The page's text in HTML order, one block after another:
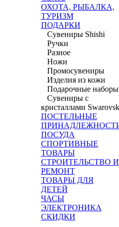
ОХОТА, РЫБАЛКА,
ТУРИЗМ
ПОДАРКИ
Сувениры Shishi
Ручки
Разное
Ножи
Промосувениры
Изделия из кожи
Подарочные наборы
Сувениры с
кристаллами
ПОСТЕЛЬНЫЕ
ПОСУДА
СПОРТИВНЫЕ
ТОВАРЫ
СТРОИТЕЛЬСТВО И
РЕМОНТ
ТОВАРЫ ДЛЯ
ДЕТЕЙ
ЧАСЫ
ЭЛЕКТРОНИКА
СКИДКИ